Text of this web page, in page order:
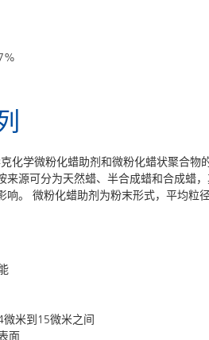
克化学微粉化蜡助剂和微粉化蜡状聚合
来源可分为天然蜡、半合成蜡和合成蜡
响。 微粉化蜡助剂为粉末形式，平均粒
微米到15微米之间
面